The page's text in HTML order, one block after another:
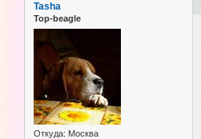
Tasha
Top-beagle
Откуда: Москва